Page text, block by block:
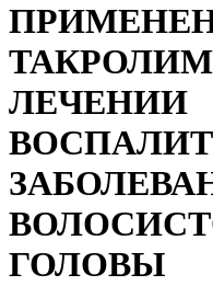
ЛЕЧЕНИИ
ГОЛОВЫ